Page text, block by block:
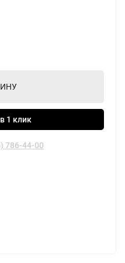
1 клик
786-44-00